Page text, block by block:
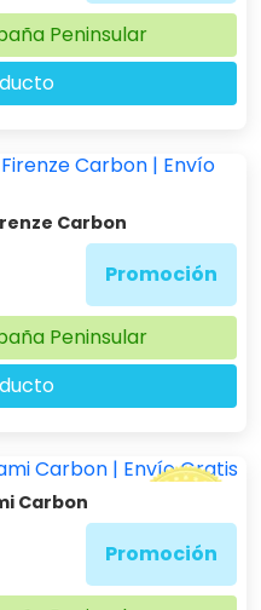
Peninsular
Carbon
Promoción
Peninsular
Carbon
Promoción